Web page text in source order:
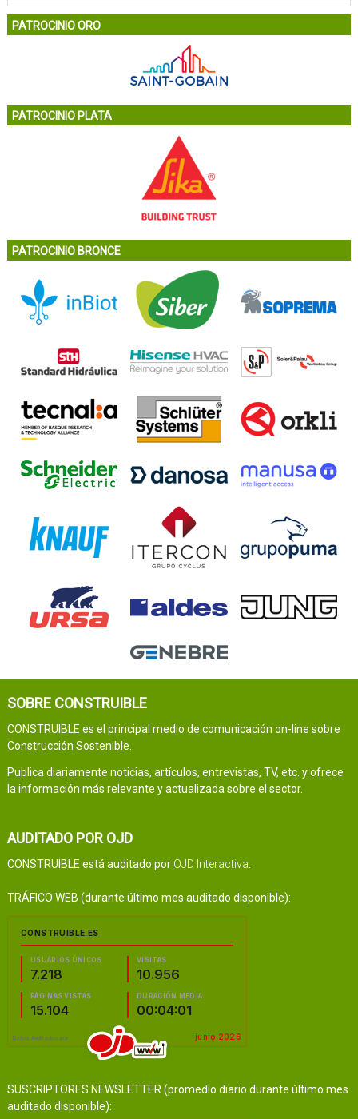
PATROCINIO ORO
PATROCINIO PLATA
PATROCINIO BRONCE
SOBRE CONSTRUIBLE
CONSTRUIBLE es el principal medio de comunicación on-line sobre
Construcción Sostenible.
Publica diariamente noticias, artículos, entrevistas, TV, etc. y ofrece
la información más relevante y actualizada sobre el sector.
AUDITADO POR OJD
CONSTRUIBLE está auditado por OJD Interactiva.
TRÁFICO WEB (durante último mes auditado disponible):
SUSCRIPTORES NEWSLETTER (promedio diario durante último mes
auditado disponible):